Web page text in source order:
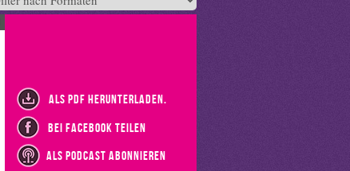
als PDF herunterladen.
bei Facebook teilen
als Podcast abonnieren